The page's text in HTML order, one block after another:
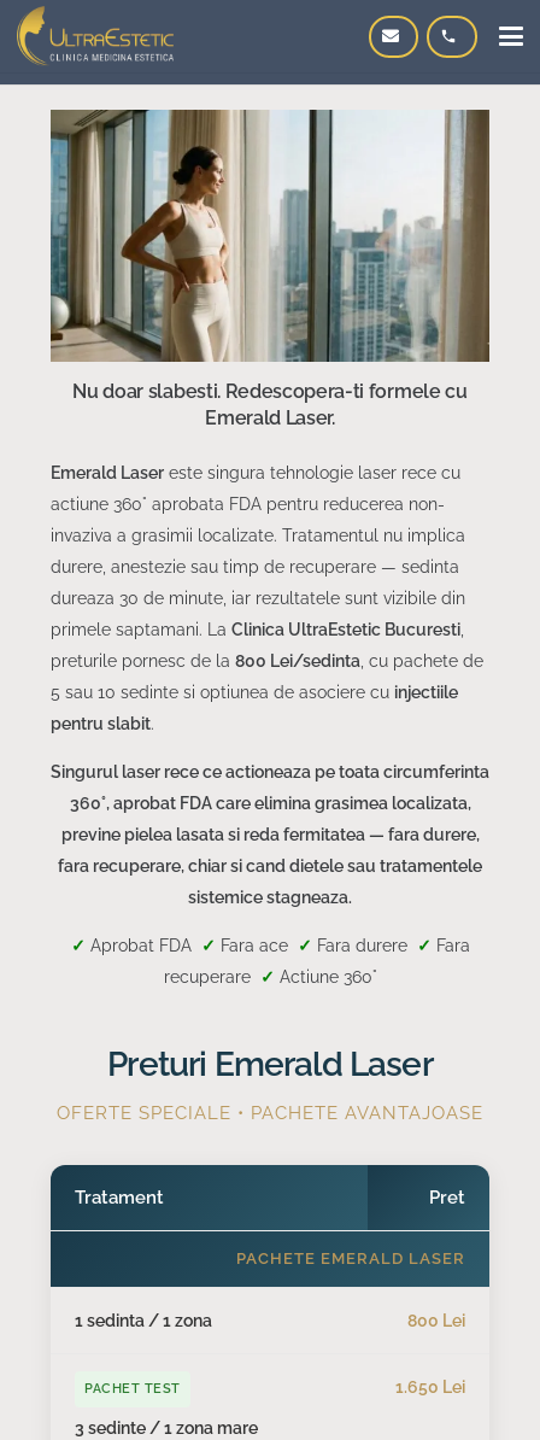
phone
Nu doar slabesti. Redescopera-ti formele cu
Emerald Laser.
Emerald Laser este singura tehnologie laser rece cu
actiune 360° aprobata FDA pentru reducerea non-
invaziva a grasimii localizate. Tratamentul nu implica
durere, anestezie sau timp de recuperare — sedinta
dureaza 30 de minute, iar rezultatele sunt vizibile din
primele saptamani. La Clinica UltraEstetic Bucuresti,
preturile pornesc de la 800 Lei/sedinta, cu pachete de
5 sau 10 sedinte si optiunea de asociere cu injectiile
pentru slabit.
Singurul laser rece ce actioneaza pe toata circumferinta
360°, aprobat FDA care elimina grasimea localizata,
previne pielea lasata si reda fermitatea — fara durere,
fara recuperare, chiar si cand dietele sau tratamentele
sistemice stagneaza.
✓ Aprobat FDA ✓ Fara ace ✓ Fara durere ✓ Fara
recuperare
✓ Actiune 360°
Preturi Emerald Laser
OFERTE SPECIALE • PACHETE AVANTAJOASE
Tratament Pret
PACHETE EMERALD LASER
1 sedinta / 1 zona 800 Lei
PACHET TEST
3 sedinte / 1 zona mare
1.650 Lei